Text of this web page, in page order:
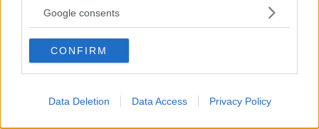
not limited to your visit or usage behaviour. You may click to
use your data for below specified purposes in below Google
consent section.
Google consents
CONFIRM
Data Deletion Data Access Privacy Policy
MODELL 23 mars 2021 Mittmotor kan ge
sportbilsglans till den mest timida
skapelse. Första generationen Toyota MR2 är lika ovanlig
som den är kantig och bjuder på svårslaget roliga
köregenskaper.
Gasa